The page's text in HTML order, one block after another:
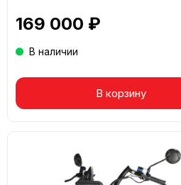
Товар в корзине
169 000 ₽
В наличии
В корзину